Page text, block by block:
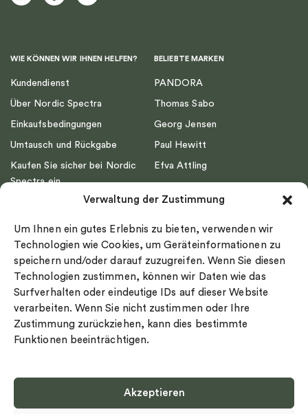
Verwaltung der Zustimmung
Um Ihnen ein gutes Erlebnis zu bieten, verwenden wir
Technologien wie Cookies, um Geräteinformationen zu
speichern und/oder darauf zuzugreifen. Wenn Sie diesen
Technologien zustimmen, können wir Daten wie das
Surfverhalten oder eindeutige IDs auf dieser Website
verarbeiten. Wenn Sie nicht zustimmen oder Ihre
Zustimmung zurückziehen, kann dies bestimmte
Funktionen beeinträchtigen.
Akzeptieren
WIE KÖNNEN WIR IHNEN HELFEN?
Kundendienst
Über Nordic Spectra
Einkaufsbedingungen
Umtausch und Rückgabe
Kaufen Sie sicher bei Nordic
Spectra ein
Impressum
Ringgröße
Widerrufsrecht
Cookie-policy
Sekretesspolicy
BELIEBTE MARKEN
PANDORA
Thomas Sabo
Georg Jensen
Paul Hewitt
Efva Attling
Drakenberg Sjölin
Nordic Spectra
Select country